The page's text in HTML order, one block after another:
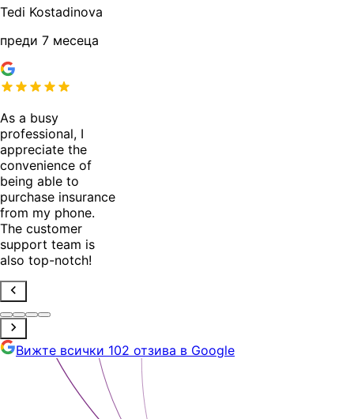
Tedi Kostadinova
преди 7 месеца
As a busy
professional, I
appreciate the
convenience of
being able to
purchase insurance
from my phone.
The customer
support team is
also top-notch!
Вижте всички 102 отзива в Google